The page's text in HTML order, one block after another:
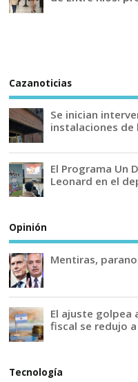
Cazanoticias
Se inician
instalaciones de
El Programa Un
Leonard en el
Opinión
Mentiras,
El ajuste golpea
fiscal se redujo
Tecnología